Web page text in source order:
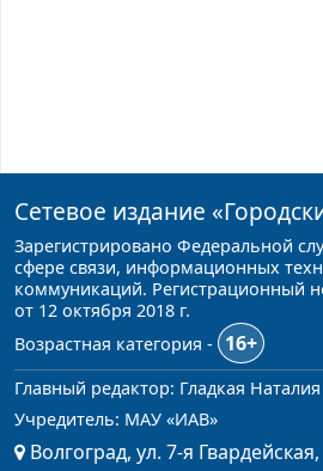
Сетевое издание
Зарегистрировано Федеральной
сфере связи, информационных
коммуникаций. Регистрационный
от 12 октября 2018 г.
Возрастная категория -
16+
Главный редактор: Гладкая
Учредитель: МАУ «ИАВ»
Волгоград, ул. 7-я